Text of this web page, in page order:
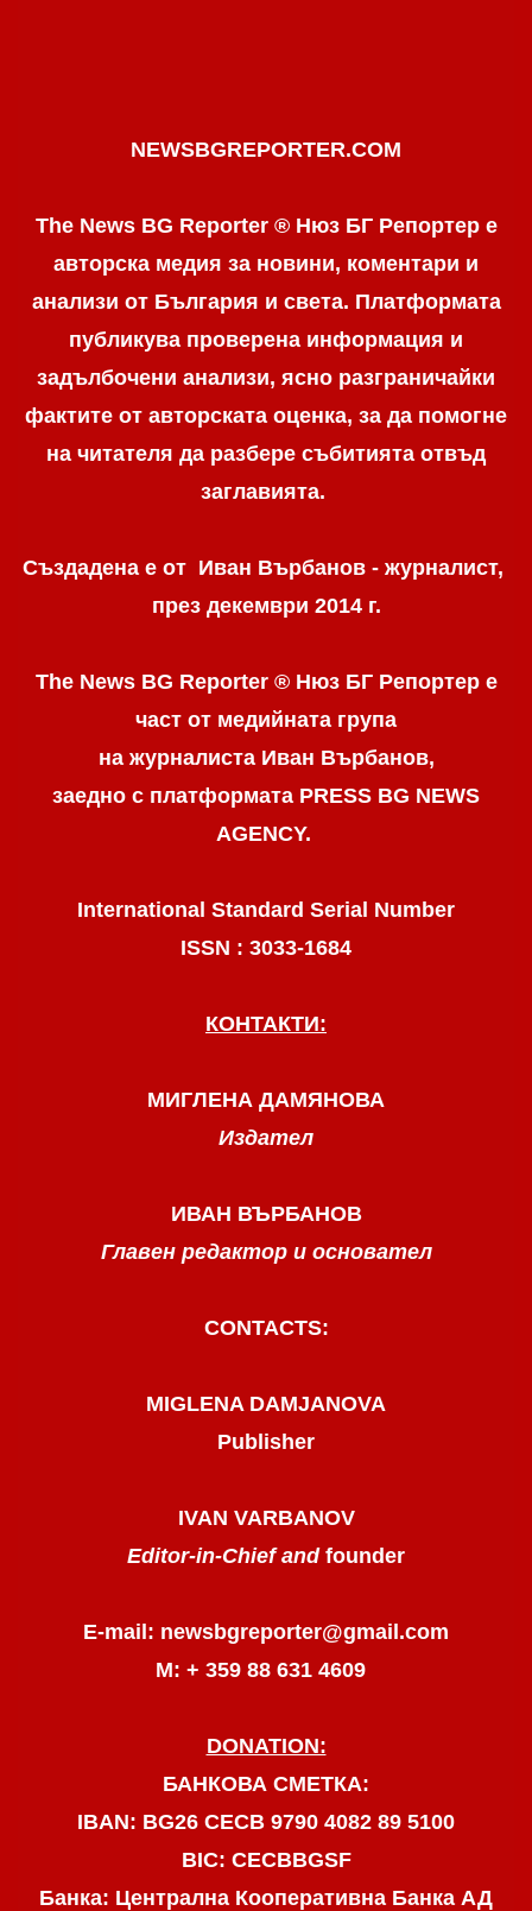
NEWSBGREPORTER.COM
The News BG Reporter ® Нюз БГ Репортер е
авторска медия за новини, коментари и
анализи от България и света. Платформата
публикува проверена информация и
задълбочени анализи, ясно разграничaйки
фактите от авторската оценка, за да помогне
на читателя да разбере събитията отвъд
заглавията.
Създадена е от Иван Върбанов - журналист,
през декември 2014 г.
The News BG Reporter ® Нюз БГ Репортере
част от медийната група
на журналиста Иван Върбанов,
заедно с платформата PRESS BG NEWS
AGENCY.
International Standard Serial Number
ISSN : 3033-1684
КОНТАКТИ:
МИГЛЕНА ДАМЯНОВА
Издател
ИВАН ВЪРБАНОВ
Главен редактор и основател
CONTACTS:
MIGLENA DAMJANOVA
Publisher
IVAN VARBANOV
Editor-in-Chief and founder
E-mail: newsbgreporter@gmail.com
М: + 359 88 631 4609
DONATION:
БАНКОВА СМЕТКА:
IBAN: BG26 CECB 9790 4082 89 5100
BIC: CECBBGSF
Банка: Централна Кооперативна Банка АД